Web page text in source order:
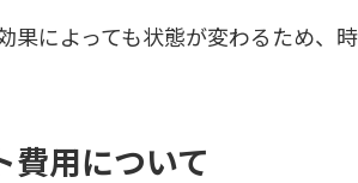
果によっても状態が変わるため、
費用について